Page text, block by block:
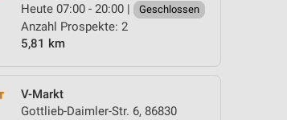
Heute 07:00 - 20:00 |
Geschlossen
Anzahl Prospekte: 2
5,81 km
V-Markt
Gottlieb-Daimler-Str. 6, 86830